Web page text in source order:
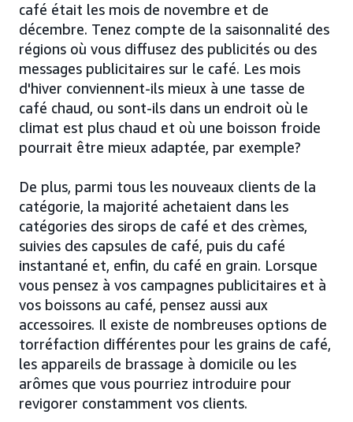
café était les mois de novembre et de
décembre. Tenez compte de la saisonnalité des
régions où vous diffusez des publicités ou des
messages publicitaires sur le café. Les mois
d'hiver conviennent-ils mieux à une tasse de
café chaud, ou sont-ils dans un endroit où le
climat est plus chaud et où une boisson froide
pourrait être mieux adaptée, par exemple?
De plus, parmi tous les nouveaux clients de la
catégorie, la majorité achetaient dans les
catégories des sirops de café et des crèmes,
suivies des capsules de café, puis du café
instantané et, enfin, du café en grain. Lorsque
vous pensez à vos campagnes publicitaires et à
vos boissons au café, pensez aussi aux
accessoires. Il existe de nombreuses options de
torréfaction différentes pour les grains de café,
les appareils de brassage à domicile ou les
arômes que vous pourriez introduire pour
revigorer constamment vos clients.